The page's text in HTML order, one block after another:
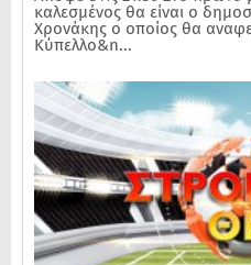
καλεσμένος θα είναι ο
Χρονάκης ο οποίος θα
Κύπελλο&n...